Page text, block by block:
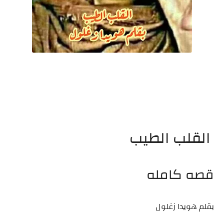
القلب الطيب
قصه كامله
بقلم هويدا زغلول